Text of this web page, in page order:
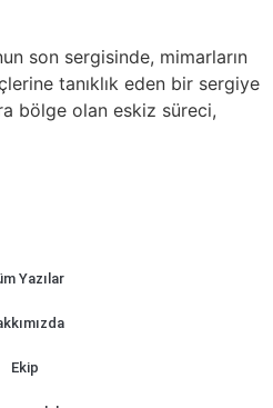
son sergisinde, mimarların
tanıklık eden bir sergiye
bölge olan eskiz süreci,
Yazılar
Ekip